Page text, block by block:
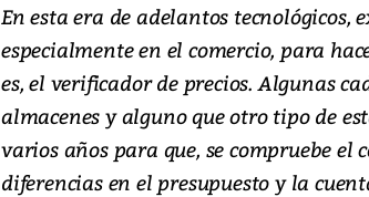
En esta era de adelantos tecnológicos,
especialmente en el comercio, para
es, el verificador de precios. Algunas
almacenes y alguno que otro tipo de
varios años para que, se compruebe el
diferencias en el presupuesto y la